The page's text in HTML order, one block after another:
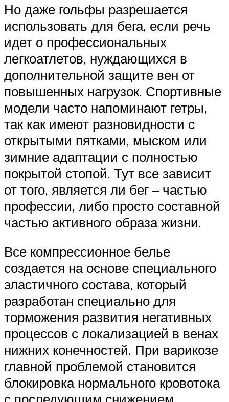
Но даже гольфы разрешается
использовать для бега, если речь
идет о профессиональных
легкоатлетов, нуждающихся в
дополнительной защите вен от
повышенных нагрузок. Спортивные
модели часто напоминают гетры,
так как имеют разновидности с
открытыми пятками, мыском или
зимние адаптации с полностью
покрытой стопой. Тут все зависит
от того, является ли бег – частью
профессии, либо просто составной
частью активного образа жизни.
Все компрессионное белье
создается на основе специального
эластичного состава, который
разработан специально для
торможения развития негативных
процессов с локализацией в венах
нижних конечностей. При варикозе
главной проблемой становится
блокировка нормального кровотока